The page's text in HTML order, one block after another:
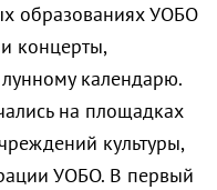
образованиях УОБО
концерты,
календарю.
на площадках
культуры,
УОБО. В первый